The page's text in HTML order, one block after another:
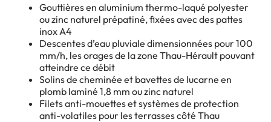
Gouttières en aluminium thermo-laqué polyester
ou zinc naturel prépatiné, fixées avec des pattes
inox A4
Descentes d’eau pluviale dimensionnées pour 100
mm/h, les orages de la zone Thau-Hérault pouvant
atteindre ce débit
Solins de cheminée et bavettes de lucarne en
plomb laminé 1,8 mm ou zinc naturel
Filets anti-mouettes et systèmes de protection
anti-volatiles pour les terrasses côté Thau